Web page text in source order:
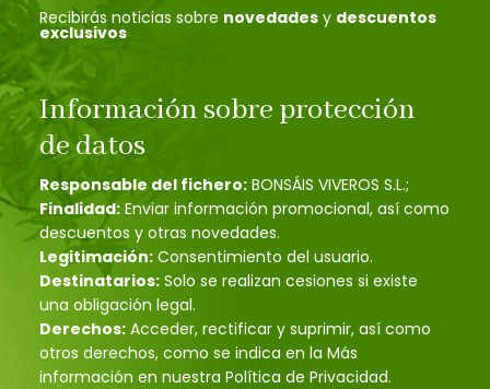
Recibirás noticias sobre novedades y descuentos
exclusivos
Información sobre protección
de datos
Responsable del fichero: BONSÁIS VIVEROS S.L.;
Finalidad: Enviar información promocional, así como
descuentos y otras novedades.
Legitimación: Consentimiento del usuario.
Destinatarios: Solo se realizan cesiones si existe
una obligación legal.
Derechos: Acceder, rectificar y suprimir, así como
otros derechos, como se indica en la Más
información en nuestra Política de Privacidad.